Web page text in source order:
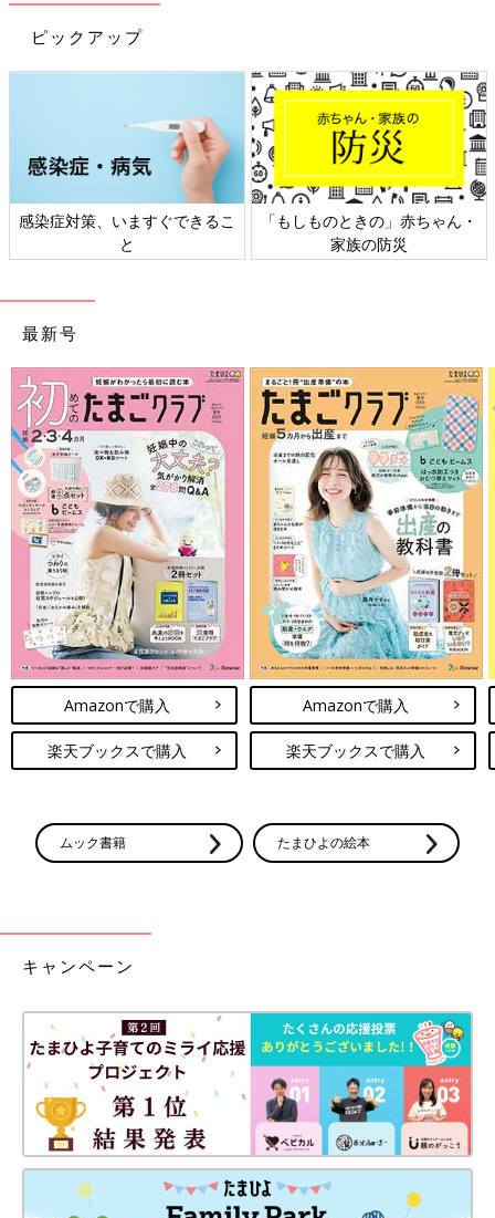
出典：Instagramアカウント「sutchama_ikuji」
sutchama_ikujiさんがおすすめしているのは、イエローの色味が
可愛い裏毛トレーナー。ドロップショルダーのシルエットとパッ
チワーク柄がオシャレなデザインで、周囲と差をつけたい人にも
おすすめ！パンツ、スカートのどちらにも合わせやすい丈感なの
で、1着持っておくと便利です♪ つけえりをプラスしたり、サロ
ペットのインナーとして使ったりするのもgood◎
あか抜け＆高見え！刺しゅうがオシャレな裏毛トレ
ーナー
ピックアップ
感染症対策、いますぐできるこ
と
「もしものときの」赤ちゃん・
家族の防災
最新号
Amazonで購入
楽天ブックスで購入
Amazonで購入
楽天ブックスで購入
ムック書籍 たまひよの絵本
キャンペーン